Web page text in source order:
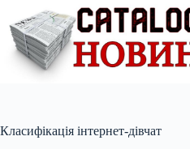
вмісту
Класифікація інтернет-дівчат